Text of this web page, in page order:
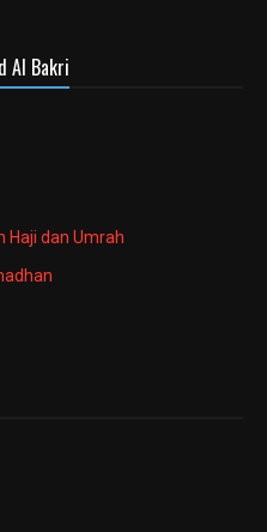
Al Bakri
Haji dan Umrah